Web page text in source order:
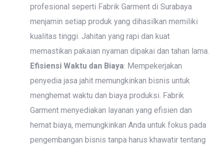
profesional seperti Fabrik Garment di Surabaya
menjamin setiap produk yang dihasilkan memiliki
kualitas tinggi. Jahitan yang rapi dan kuat
memastikan pakaian nyaman dipakai dan tahan lama.
Efisiensi Waktu dan Biaya: Mempekerjakan
penyedia jasa jahit memungkinkan bisnis untuk
menghemat waktu dan biaya produksi. Fabrik
Garment menyediakan layanan yang efisien dan
hemat biaya, memungkinkan Anda untuk fokus pada
pengembangan bisnis tanpa harus khawatir tentang